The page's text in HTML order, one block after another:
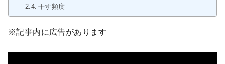
干す頻度
※記事内に広告があります